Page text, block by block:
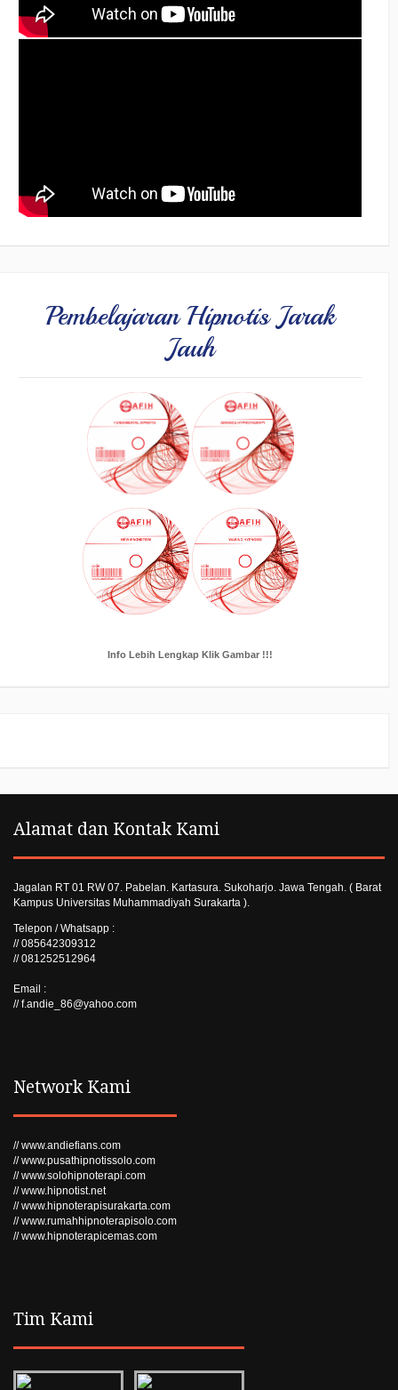
Pembelajaran Hipnotis Jarak
Jauh
Info Lebih Lengkap Klik Gambar !!!
Alamat dan Kontak Kami
Jagalan RT 01 RW 07. Pabelan. Kartasura. Sukoharjo. Jawa Tengah. ( Barat
Kampus Universitas Muhammadiyah Surakarta ).
Telepon / Whatsapp :
// 085642309312
// 081252512964
Email :
// f.andie_86@yahoo.com
Network Kami
// www.andiefians.com
// www.pusathipnotissolo.com
// www.solohipnoterapi.com
// www.hipnotist.net
// www.hipnoterapisurakarta.com
// www.rumahhipnoterapisolo.com
// www.hipnoterapicemas.com
Tim Kami